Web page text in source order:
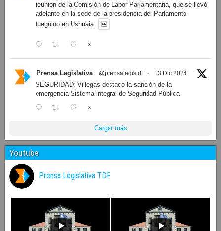
reunión de la Comisión de Labor Parlamentaria, que se llevó
adelante en la sede de la presidencia del Parlamento
fueguino en Ushuaia.
X
Prensa Legislativa @prensalegistdf · 13 Dic 2024
SEGURIDAD: Villegas destacó la sanción de la
emergencia Sistema integral de Seguridad Pública
X
Cargar más
Youtube
Prensa Legislativa TDF